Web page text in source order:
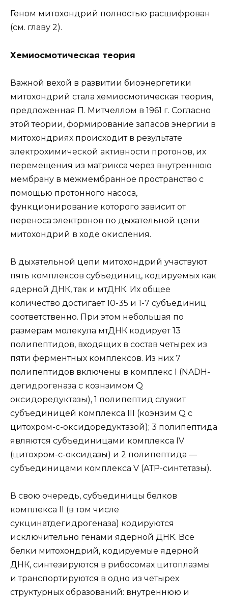
Геном митохондрий полностью расшифрован
(см. главу 2).
Хемиосмотическая теория
Важной вехой в развитии биоэнергетики
митохондрий стала хемиосмотическая теория,
предложенная П. Митчеллом в 1961 г. Согласно
этой теории, формирование запасов энергии в
митохондриях происходит в результате
электрохимической активности протонов, их
перемещения из матрикса через внутреннюю
мембрану в межмембранное пространство с
помощью протонного насоса,
функционирование которого зависит от
переноса электронов по дыхательной цепи
митохондрий в ходе окисления.
В дыхательной цепи митохондрий участвуют
пять комплексов субъединиц, кодируемых как
ядерной ДНК, так и мтДНК. Их общее
количество достигает 10-35 и 1-7 субъединиц
соответственно. При этом небольшая по
размерам молекула мтДНК кодирует 13
полипептидов, входящих в состав четырех из
пяти ферментных комплексов. Из них 7
полипептидов включены в комплекс I (NADH-
дегидрогеназа с коэнзимом Q
оксидоредуктазы), 1 полипептид служит
субъединицей комплекса III (коэнзим Q с
цитохром-с-оксидоредуктазой); 3 полипептида
являются субъединицами комплекса IV
(цитохром-с-оксидазы) и 2 полипептида —
субъединицами комплекса V (АТР-синтетазы).
В свою очередь, субъединицы белков
комплекса II (в том числе
сукцинатдегидрогеназа) кодируются
исключительно генами ядерной ДНК. Все
белки митохондрий, кодируемые ядерной
ДНК, синтезируются в рибосомах цитоплазмы
и транспортируются в одно из четырех
структурных образований: внутреннюю и